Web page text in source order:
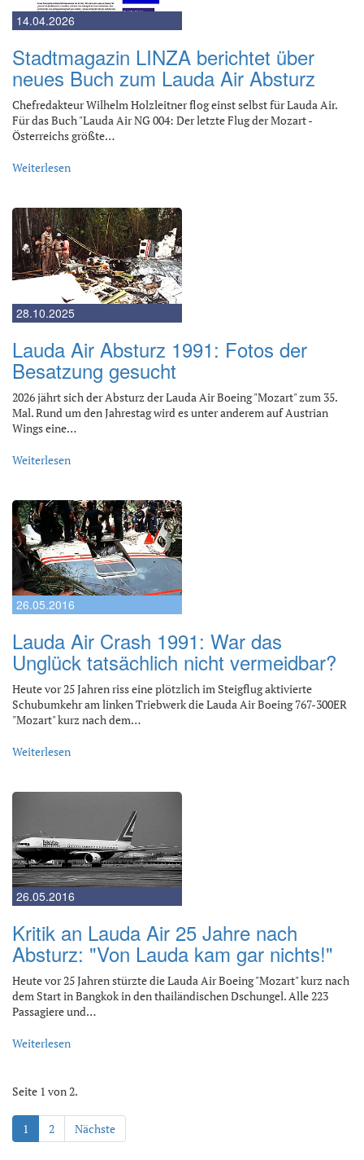
14.04.2026
Stadtmagazin LINZA berichtet über
neues Buch zum Lauda Air Absturz
Chefredakteur Wilhelm Holzleitner flog einst selbst für Lauda Air.
Für das Buch "Lauda Air NG 004: Der letzte Flug der Mozart -
Österreichs größte…
Weiterlesen
28.10.2025
Lauda Air Absturz 1991: Fotos der
Besatzung gesucht
2026 jährt sich der Absturz der Lauda Air Boeing "Mozart" zum 35.
Mal. Rund um den Jahrestag wird es unter anderem auf Austrian
Wings eine…
Weiterlesen
26.05.2016
Lauda Air Crash 1991: War das
Unglück tatsächlich nicht vermeidbar?
Heute vor 25 Jahren riss eine plötzlich im Steigflug aktivierte
Schubumkehr am linken Triebwerk die Lauda Air Boeing 767-300ER
"Mozart" kurz nach dem…
Weiterlesen
26.05.2016
Kritik an Lauda Air 25 Jahre nach
Absturz: "Von Lauda kam gar nichts!"
Heute vor 25 Jahren stürzte die Lauda Air Boeing "Mozart" kurz nach
dem Start in Bangkok in den thailändischen Dschungel. Alle 223
Passagiere und…
Weiterlesen
Seite 1 von 2.
1 2 Nächste